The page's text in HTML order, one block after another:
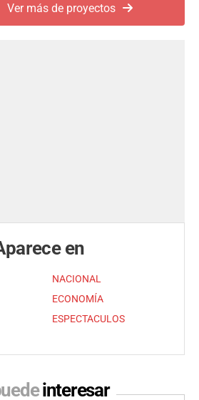
Ver más de proyectos
en
NACIONAL
ECONOMÍA
ESPECTACULOS
interesar